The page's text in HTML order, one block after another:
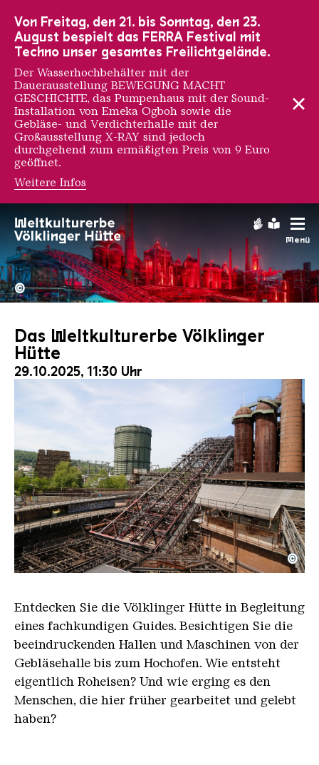
Menü
Hochofengruppe in Rot
Copyright:
©
Das Weltkulturerbe Völklinger
Hütte
29.10.2025, 11:30 Uhr
Der Erzschrägaufzug der Völklinger Hütte mit
Copyright: Weltkulturerbe Völklinger Hütte | Karl
©
Entdecken Sie die Völklinger Hütte in Begleitung
eines fachkundigen Guides. Besichtigen Sie die
beeindruckenden Hallen und Maschinen von der
Gebläsehalle bis zum Hochofen. Wie entsteht
eigentlich Roheisen? Und wie erging es den
Menschen, die hier früher gearbeitet und gelebt
haben?
Von Freitag, den 21. bis Sonntag, den 23.
August bespielt das FERRA Festival mit
Techno unser gesamtes Freilichtgelände.
Der Wasserhochbehälter mit der
Dauerausstellung BEWEGUNG MACHT
GESCHICHTE, das Pumpenhaus mit der Sound-
Installation von Emeka Ogboh sowie die
Gebläse- und Verdichterhalle mit der
Großausstellung X-RAY sind jedoch
durchgehend zum ermäßigten Preis von 9 Euro
geöffnet.
Weitere Infos